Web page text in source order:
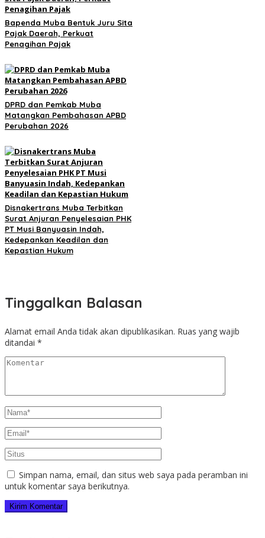
Bapenda Muba Bentuk Juru Sita
Pajak Daerah, Perkuat
Penagihan Pajak
DPRD dan Pemkab Muba
Matangkan Pembahasan APBD
Perubahan 2026
Disnakertrans Muba Terbitkan
Surat Anjuran Penyelesaian PHK
PT Musi Banyuasin Indah,
Kedepankan Keadilan dan
Kepastian Hukum
Tinggalkan Balasan
Alamat email Anda tidak akan dipublikasikan. Ruas yang wajib
ditandai *
Simpan nama, email, dan situs web saya pada peramban ini
untuk komentar saya berikutnya.